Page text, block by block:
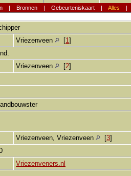
| Bronnen| Gebeurteniskaart| Alles |
Vriezenveen [1]
Vriezenveen [2]
Vriezenveen, Vriezenveen [3]
Vriezenveners.nl